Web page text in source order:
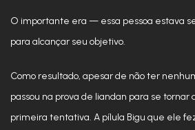
O importante era — essa pessoa estava
para alcançar seu objetivo.
Como resultado, apesar de não ter
passou na prova de liandan para se tornar
primeira tentativa. A pílula Bigu que ele